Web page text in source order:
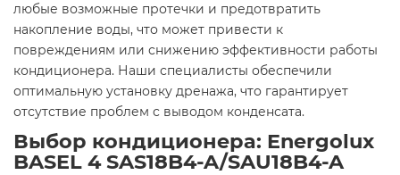
любые возможные протечки и предотвратить
накопление воды, что может привести к
повреждениям или снижению эффективности работы
кондиционера. Наши специалисты обеспечили
оптимальную установку дренажа, что гарантирует
отсутствие проблем с выводом конденсата.
Выбор кондиционера: Energolux
BASEL 4 SAS18B4-A/SAU18B4-A